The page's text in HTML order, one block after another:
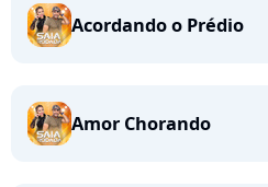
Acordando o Prédio
Amor Chorando